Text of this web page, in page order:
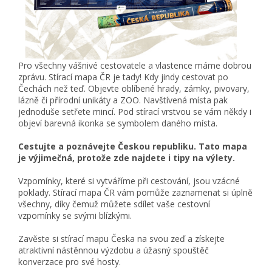
Pro všechny vášnivé cestovatele a vlastence máme dobrou
zprávu. Stírací mapa ČR je tady! Kdy jindy cestovat po
Čechách než teď. Objevte oblíbené hrady, zámky, pivovary,
lázně či přírodní unikáty a ZOO. Navštívená místa pak
jednoduše setřete mincí. Pod stírací vrstvou se vám někdy i
objeví barevná ikonka se symbolem daného místa.
Cestujte a poznávejte Českou republiku. Tato mapa
je výjimečná, protože zde najdete i tipy na výlety.
Vzpomínky, které si vytváříme při cestování, jsou vzácné
poklady. Stírací mapa ČR vám pomůže zaznamenat si úplně
všechny, díky čemuž můžete sdílet vaše cestovní
vzpomínky se svými blízkými.
Zavěste si stírací mapu Česka na svou zeď a získejte
atraktivní nástěnnou výzdobu a úžasný spouštěč
konverzace pro své hosty.